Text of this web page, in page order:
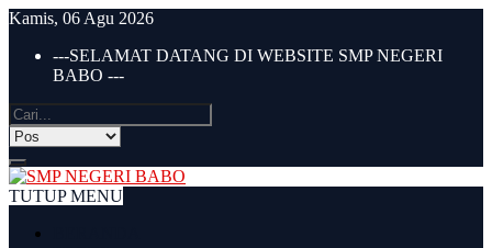
Kamis, 06 Agu 2026
---SELAMAT DATANG DI WEBSITE SMP NEGERI
BABO ---
TUTUP MENU